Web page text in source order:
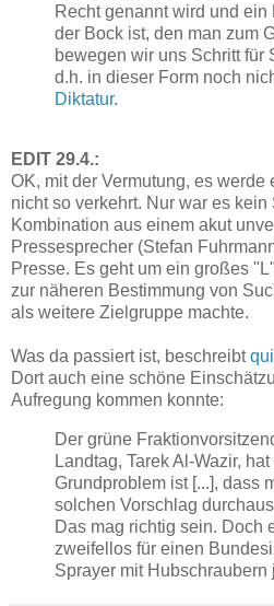
Recht genannt wird und
der Bock ist, den man zum
bewegen wir uns Schritt für
d.h. in dieser Form noch
Diktatur.
EDIT 29.4.:
OK, mit der Vermutung, es werde
nicht so verkehrt. Nur war es
Kombination aus einem akut
Pressesprecher (Stefan
Presse. Es geht um ein großes
zur näheren Bestimmung von
als weitere Zielgruppe machte.
Was da passiert ist, beschreibt
Dort auch eine schöne
Aufregung kommen konnte:
Der grüne
Landtag, Tarek Al-Wazir,
Grundproblem ist [...], dass
solchen Vorschlag
Das mag richtig sein. Doch
zweifellos für einen
Sprayer mit Hubschraubern